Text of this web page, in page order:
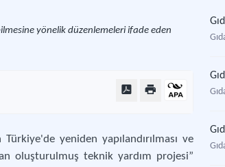
yönelik düzenlemeleri ifade eden
yeniden yapılandırılması ve
oluşturulmuş teknik yardım projesi”